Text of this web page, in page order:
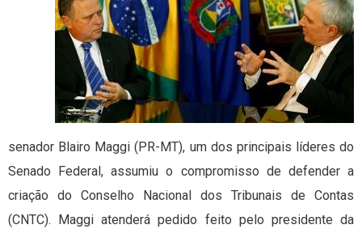
senador Blairo Maggi (PR-MT), um dos principais líderes do
Senado Federal, assumiu o compromisso de defender a
criação do Conselho Nacional dos Tribunais de Contas
(CNTC). Maggi atenderá pedido feito pelo presidente da